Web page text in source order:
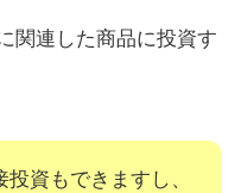
関連した商品に投資す
資もできますし、